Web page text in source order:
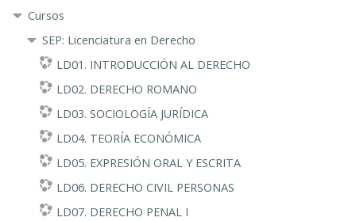
Cursos
SEP: Licenciatura en Derecho
LD01. INTRODUCCIÓN AL DERECHO
LD02. DERECHO ROMANO
LD03. SOCIOLOGÍA JURÍDICA
LD04. TEORÍA ECONÓMICA
LD05. EXPRESIÓN ORAL Y ESCRITA
LD06. DERECHO CIVIL PERSONAS
LD07. DERECHO PENAL I